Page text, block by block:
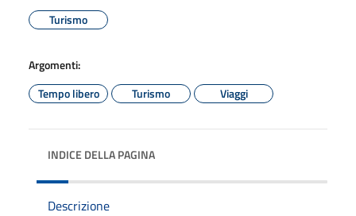
Turismo
Argomenti:
Tempo libero
Turismo Viaggi
INDICE DELLA PAGINA
Descrizione